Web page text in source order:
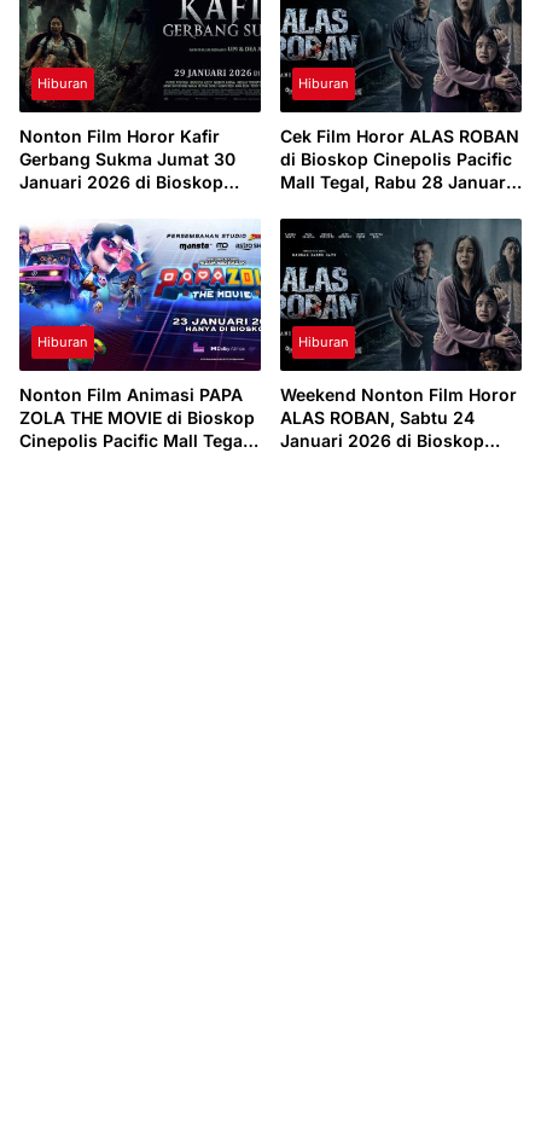
Hiburan
Nonton Film Horor Kafir
Gerbang Sukma Jumat 30
Januari 2026 di Bioskop
Hiburan
Cek Film Horor ALAS ROBAN
di Bioskop Cinepolis Pacific
Mall Tegal, Rabu 28 Januari
Hiburan
Nonton Film Animasi PAPA
ZOLA THE MOVIE di Bioskop
Cinepolis Pacific Mall Tegal,
Hiburan
Weekend Nonton Film Horor
ALAS ROBAN, Sabtu 24
Januari 2026 di Bioskop